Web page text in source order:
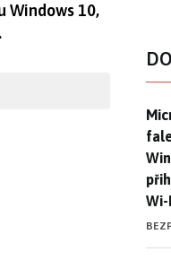
Windows 10,
Wi-